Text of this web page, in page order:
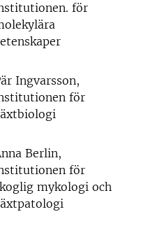
för
Ingvarsson,
för
Berlin,
för
mykologi och